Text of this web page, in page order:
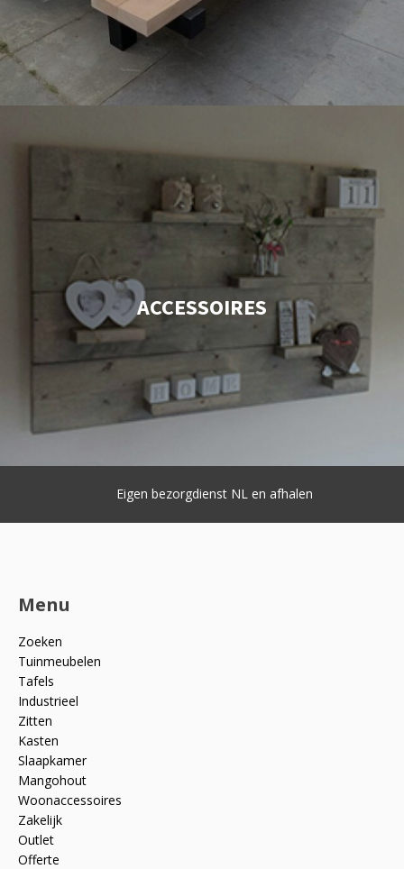
ACCESSOIRES
Eigen bezorgdienst NL en afhalen
Menu
Zoeken
Tuinmeubelen
Tafels
Industrieel
Zitten
Kasten
Slaapkamer
Mangohout
Woonaccessoires
Zakelijk
Outlet
Offerte